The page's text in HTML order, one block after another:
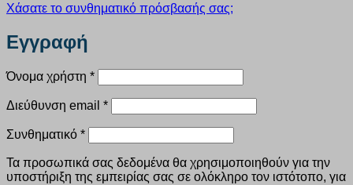
Χάσατε το συνθηματικό πρόσβασής σας;
Εγγραφή
Όνομα χρήστη *Απαιτείται
Διεύθυνση email *Απαιτείται
Συνθηματικό *Απαιτείται
Τα προσωπικά σας δεδομένα θα χρησιμοποιηθούν για την
υποστήριξη της εμπειρίας σας σε ολόκληρο τον ιστότοπο, για